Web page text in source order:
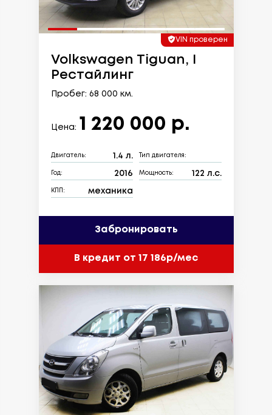
VIN проверен
Volkswagen Tiguan, I
Рестайлинг
Пробег: 68 000 км.
Цена: 1 220 000 р.
Двигатель: 1.4 л. Тип двигателя:
Год: 2016 Мощность: 122 л.с.
КПП: механика
Забронировать
В кредит от 17 186р/мес